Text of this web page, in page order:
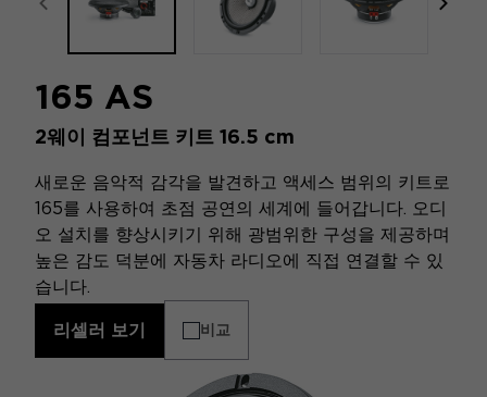
focal-naim-frontent::misc.prev_label
165 AS
2웨이 컴포넌트 키트 16.5 cm
새로운 음악적 감각을 발견하고 액세스 범위의 키트로
165를 사용하여 초점 공연의 세계에 들어갑니다. 오디
오 설치를 향상시키기 위해 광범위한 구성을 제공하며
높은 감도 덕분에 자동차 라디오에 직접 연결할 수 있
습니다.
리셀러 보기 비교